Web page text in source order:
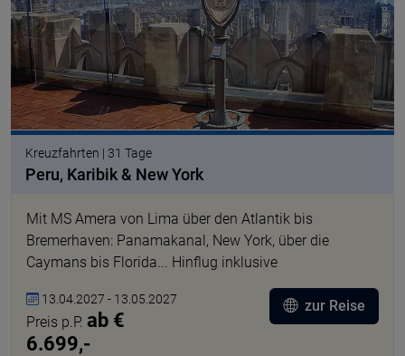
Kreuzfahrten | 31 Tage
Peru, Karibik & New York
Mit MS Amera von Lima über den Atlantik bis
Bremerhaven: Panamakanal, New York, über die
Caymans bis Florida... Hinflug inklusive
13.04.2027 - 13.05.2027
Preis p.P. ab €
6.699,-
zur Reise